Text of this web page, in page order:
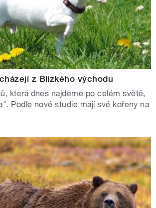
z Blízkého východu
která dnes najdeme po celém světě,
Podle nové studie mají své kořeny na